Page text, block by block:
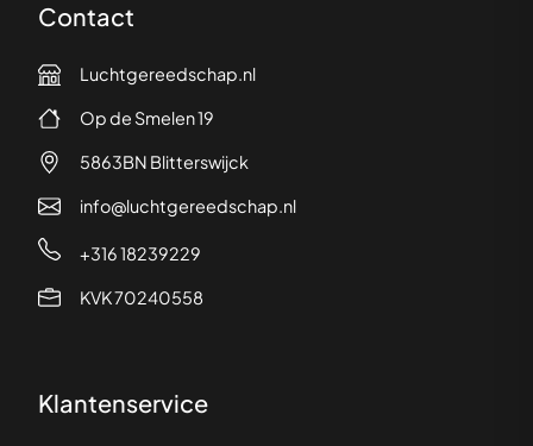
Contact
Luchtgereedschap.nl
Op de Smelen 19
5863BN Blitterswijck
info@luchtgereedschap.nl
+316 18239229
KVK 70240558
Klantenservice